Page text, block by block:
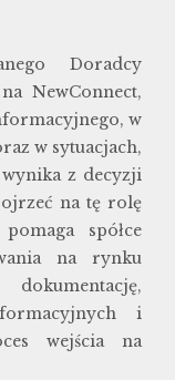
Doradcy
NewConnect,
w
w sytuacjach,
z decyzji
na tę rolę
spółce
na rynku
i
wejścia na